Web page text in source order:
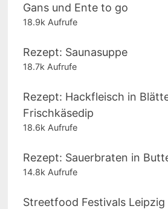
Gans und Ente to go
18.9k Aufrufe
Rezept: Saunasuppe
18.7k Aufrufe
Rezept: Hackfleisch in
Frischkäsedip
18.6k Aufrufe
Rezept: Sauerbraten in
14.8k Aufrufe
Streetfood Festivals Leipzig